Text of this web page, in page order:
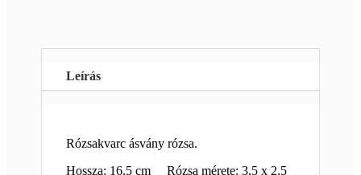
Leírás
Rózsakvarc ásvány rózsa.
Hossza: 16,5 cm Rózsa mérete: 3,5 x 2,5